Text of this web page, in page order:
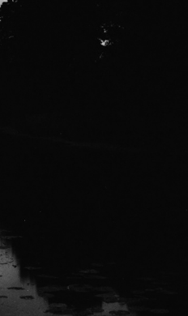
REAL SAUCERS